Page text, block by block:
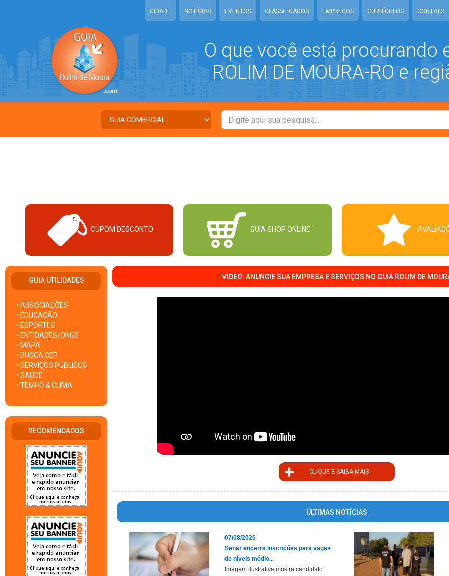
CIDADE NOTÍCIAS EVENTOS CLASSIFICADOS EMPREGOS CURRÍCULOS CONTATO
O que você está procurando
ROLIM DE MOURA-RO e
CUPOM DESCONTO GUIA SHOP ONLINE
GUIA UTILIDADES
• ASSOCIAÇÕES
• EDUCAÇÃO
• ESPORTES
• ENTIDADES/ONGS
• MAPA
• BUSCA CEP
• SERVIÇOS PÚBLICOS
• SAÚDE
• TEMPO & CLIMA
RECOMENDADOS
VIDEO: ANUNCIE SUA EMPRESA E SERVIÇOS NO GUIA ROLIM DE
CLIQUE E SAIBA MAIS
ÚLTIMAS NOTÍCIAS
07/08/2026
Senar encerra inscrições para vagas
de níveis médio...
Imagem ilustrativa mostra candidato